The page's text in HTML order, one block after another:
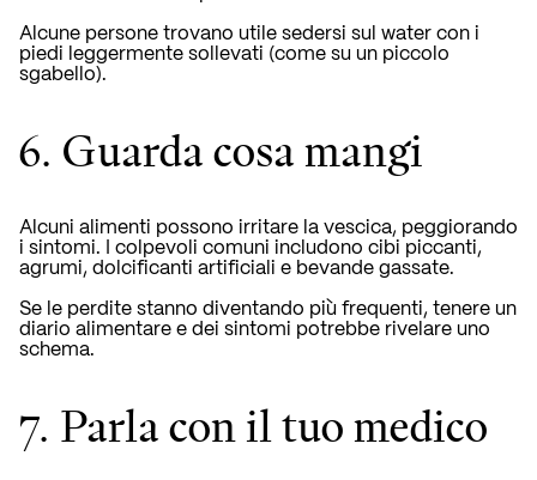
Alcune persone trovano utile sedersi sul water con i
piedi leggermente sollevati (come su un piccolo
sgabello).
6. Guarda cosa mangi
Alcuni alimenti possono irritare la vescica, peggiorando
i sintomi. I colpevoli comuni includono cibi piccanti,
agrumi, dolcificanti artificiali e bevande gassate.
Se le perdite stanno diventando più frequenti, tenere un
diario alimentare e dei sintomi potrebbe rivelare uno
schema.
7. Parla con il tuo medico